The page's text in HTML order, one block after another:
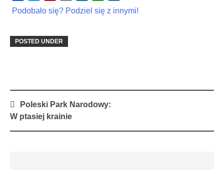
Podobało się? Podziel się z innymi!
POSTED UNDER
Post
navigation
Poleski Park Narodowy:
W ptasiej krainie